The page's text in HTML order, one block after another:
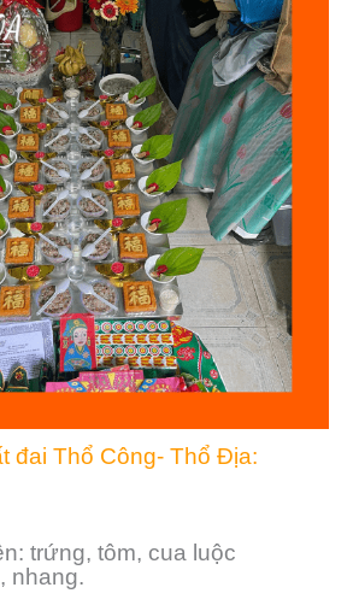
đai Thổ Công- Thổ Địa:
trứng, tôm, cua luộc
nhang.